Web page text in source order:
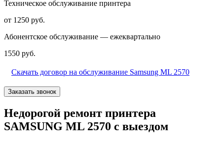
Техническое обслуживание принтера
от 1250 руб.
Абонентское обслуживание — ежеквартально
1550 руб.
Скачать договор на обслуживание Samsung ML 2570
Заказать звонок
Недорогой ремонт принтера
SAMSUNG ML 2570 с выездом